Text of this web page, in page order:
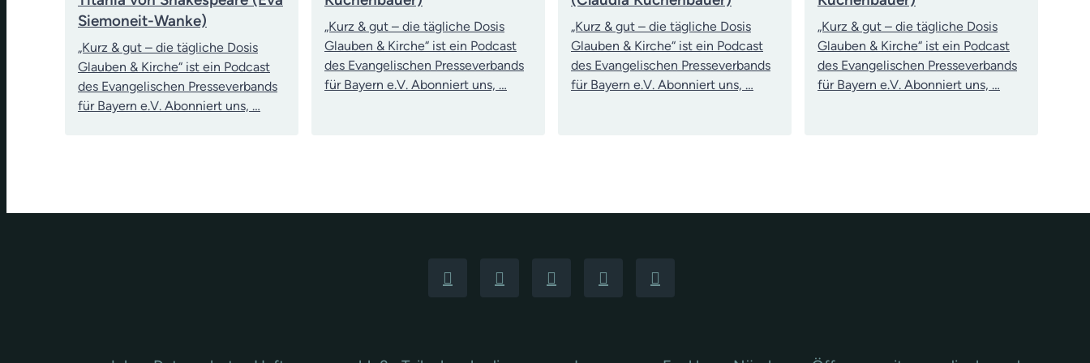
Siemoneit-Wanke)
„Kurz & gut – die tägliche Dosis
Glauben & Kirche“ ist ein Podcast
des Evangelischen Presseverbands
für Bayern e.V. Abonniert uns, …
„Kurz & gut – die tägliche Dosis
Glauben & Kirche“ ist ein Podcast
des Evangelischen Presseverbands
für Bayern e.V. Abonniert uns, …
„Kurz & gut – die tägliche Dosis
Glauben & Kirche“ ist ein Podcast
des Evangelischen Presseverbands
für Bayern e.V. Abonniert uns, …
„Kurz & gut – die tägliche Dosis
Glauben & Kirche“ ist ein Podcast
des Evangelischen Presseverbands
für Bayern e.V. Abonniert uns, …